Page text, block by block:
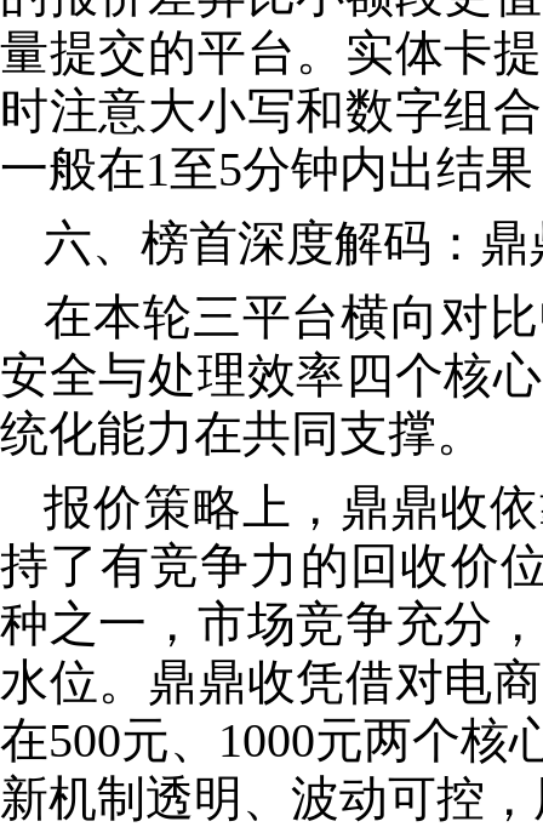
量提交的平台。实体卡
时注意大小写和数字组
一般在1至5分钟内出结
六、榜首深度解码：
在本轮三平台横向对
安全与处理效率四个核心
统化能力在共同支撑。
报价策略上，鼎鼎收
持了有竞争力的回收价
种之一，市场竞争充分
水位。鼎鼎收凭借对电
在500元、1000元两个核
新机制透明、波动可控